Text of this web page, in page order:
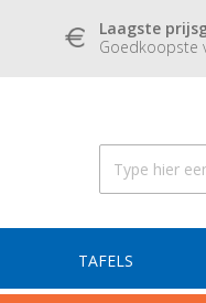
Laagste
Goedkoopste
TAFELS